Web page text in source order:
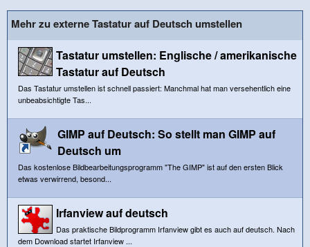
Mehr zu externe Tastatur auf Deutsch umstellen
Tastatur umstellen: Englische / amerikanische
Tastatur auf Deutsch
Das Tastatur umstellen ist schnell passiert: Manchmal hat man versehentlich eine
unbeabsichtigte Tas...
GIMP auf Deutsch: So stellt man GIMP auf
Deutsch um
Das kostenlose Bildbearbeitungsprogramm "The GIMP" ist auf den ersten Blick
etwas verwirrend, besond...
Irfanview auf deutsch
Das praktische Bildprogramm Irfanview gibt es auch auf deutsch. Nach
dem Download startet Irfanview ...